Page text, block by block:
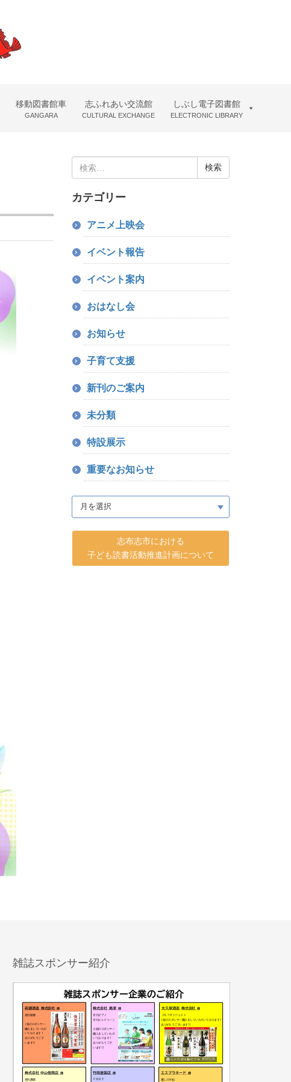
移動図書館車
GANGARA
志ふれあい交流館
CULTURAL EXCHANGE
しぶし電子図書館
ELECTRONIC LIBRARY
索:
カテゴリー
アニメ上映会
イベント報告
イベント案内
おはなし会
お知らせ
子育て支援
新刊のご案内
未分類
特設展示
重要なお知らせ
志布志市における
子ども読書活動推進計画について
雑誌スポンサー紹介